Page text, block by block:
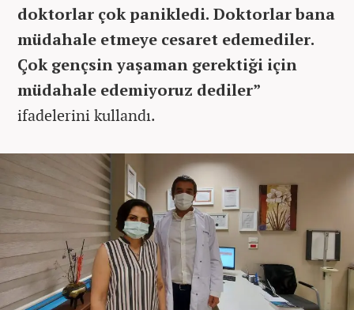
doktorlar çok panikledi. Doktorlar bana
müdahale etmeye cesaret edemediler.
Çok gençsin yaşaman gerektiği için
müdahale edemiyoruz dediler”
ifadelerini kullandı.